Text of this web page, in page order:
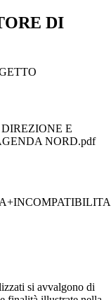
DI
E
NORD.pdf
si avvalgono di